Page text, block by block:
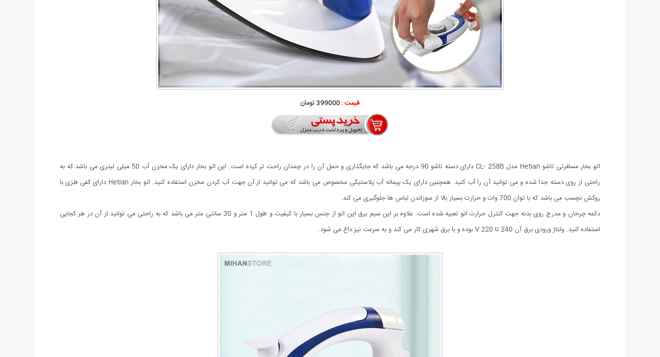
قیمت :399000 تومان
اتو بخار مسافرتی تاشو Hetian مدل CL- 258B دارای دسته تاشو 90 درجه می باشد که جایگذاری و حمل آن را در چمدان راحت تر کرده است. این اتو بخار دارای یک مخزن آب 50 میلی لیتری می باشد که به
راحتی از روی دسته جدا شده و می توانید آن را آب کنید. همچنین دارای یک پیمانه آب پلاستیکی مخصوص می باشد که می توانید از آن جهت آب کردن مخزن استفاده کنید. اتو بخار Hetian دارای کفی فلزی با
روکش نچسب می باشد که با توان 700 وات و حرارت بسیار بالا از سوزاندن لباس ها جلوگیری می کند.
دکمه چرخان و مدرج روی بدنه جهت کنترل حرارت اتو تعبیه شده است. علاوه بر این سیم برق این اتو از جنس بسیار با کیفیت و طول 1 متر و 30 سانتی متر می باشد که به راحتی می توانید از آن در هر کجایی
استفاده کنید. ولتاژ ورودی برق آن 240 تا 220 V بوده و با برق شهری کار می کند و به سرعت نیز داغ می شود.